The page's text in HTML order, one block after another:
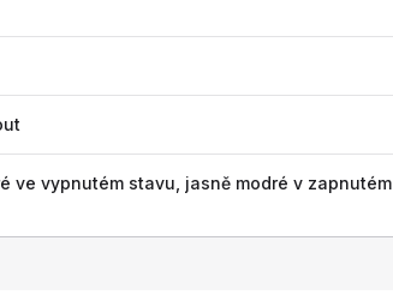
ve vypnutém stavu, jasně modré v zapnutém